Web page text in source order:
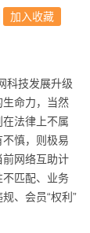
加入收藏
科技发展升级
命力，当然
法律上不属
慎，则极易
网络互助计
匹配、业务
、会员“权利”